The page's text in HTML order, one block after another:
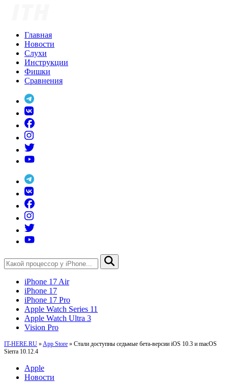
Главная
Новости
Слухи
Инструкции
Фишки
Сравнения
iPhone 17 Air
iPhone 17
iPhone 17 Pro
Apple Watch Series 11
Apple Watch Ultra 3
Vision Pro
IT-HERE.RU » App Store » Стали доступны седьмые бета-версии iOS 10.3 и macOS
Sierra 10.12.4
Apple
Новости